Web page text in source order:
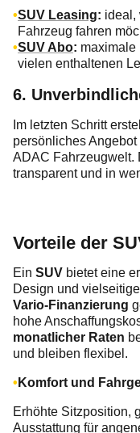
SUV Leasing: ideal,
Fahrzeug fahren
SUV Abo: maximale
vielen enthaltenen
6.
Im letzten Schritt
persönliches
ADAC Fahrzeugwelt.
transparent und in
Vorteile der
Ein SUV bietet eine
Design und
Vario-Finanzierung
hohe
monatlicher Raten
und bleiben flexibel.
Komfort und
Erhöhte Sitzposition,
Ausstattung für